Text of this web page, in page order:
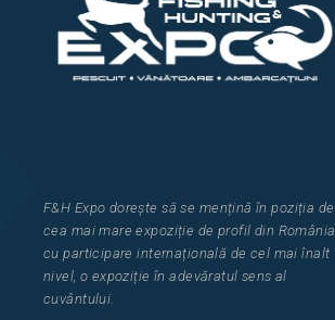
F&H Expo dorește să se mențină în poziția de
cea mai mare expoziție de profil din România
cu participare internațională de cel maiînalt
nivel, o expoziție în adevăratul sens al
cuvântului.